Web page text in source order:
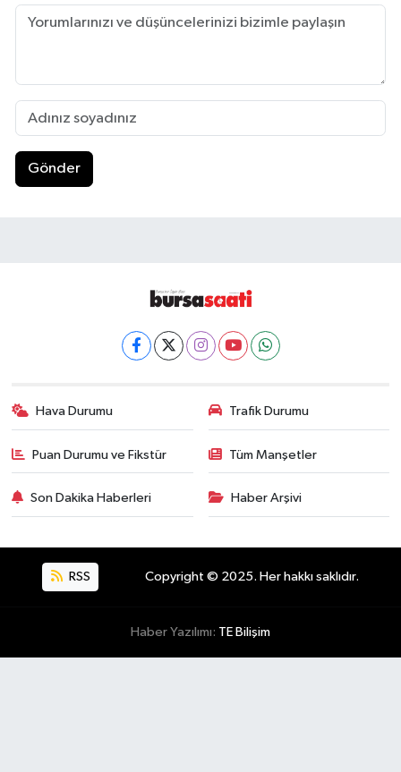
Gönder
Hava Durumu Trafik Durumu
Puan Durumu ve Fikstür Tüm Manşetler
Son Dakika Haberleri Haber Arşivi
RSS Copyright © 2025. Her hakkı saklıdır.
Haber Yazılımı: TE Bilişim